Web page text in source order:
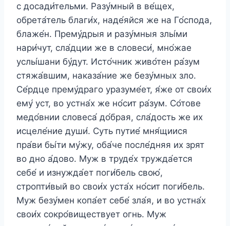
с досади́тельми. Разу́мный в ве́щех,
обрета́тель благи́х, наде́яйся же на Го́спода,
блаже́н. Прему́дрыя и разу́мныя злы́ми
нари́чут, сла́дции же в словеси́, мно́жае
услы́шани бу́дут. Исто́чник живо́тен ра́зум
стяжа́вшим, наказа́ние же безу́мных зло.
Се́рдце прему́драго уразуме́ет, я́же от свои́х
ему́ уст, во устна́х же но́сит ра́зум. Со́тове
медо́внии словеса́ до́брая, сла́дость же их
исцеле́ние души́. Суть путие́ мня́щиися
пра́ви бы́ти му́жу, оба́че после́дняя их зрят
во дно а́дово. Муж в труде́х тружда́ется
себе́ и изнужда́ет поги́бель свою́,
стропти́вый во свои́х уста́х но́сит поги́бель.
Муж безу́мен копа́ет себе́ зла́я, и во устна́х
свои́х сокро́виществует огнь. Муж